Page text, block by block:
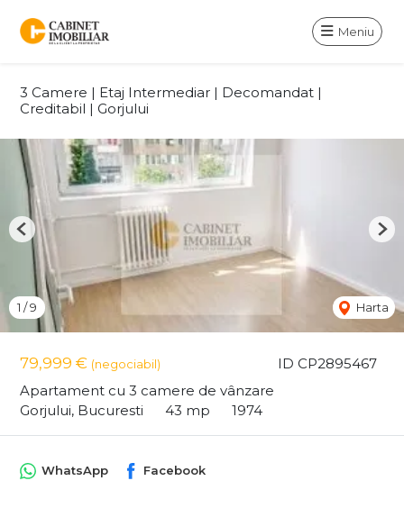
Meniu
3 Camere | Etaj Intermediar | Decomandat |
Creditabil | Gorjului
ID CP2895467
79,999 € (negociabil)
Apartament cu 3 camere de vânzare
Gorjului, Bucuresti
43 mp 1974
1 /9 Harta
Previous
WhatsApp Facebook